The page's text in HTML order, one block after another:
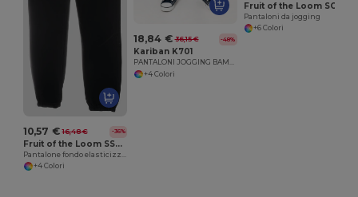
10,57 € 16,48 € -36%
Fruit of the Loom SS405
+4 Colori
18,84 € 36,15 € -48%
Kariban K701
PANTALONI JOGGING BAMBINO
+4 Colori
Pantaloni da jogging
+6 Colori